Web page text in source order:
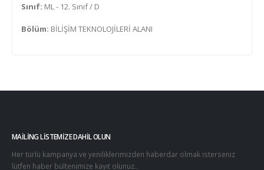
Sınıf: ML - 12. Sınıf / D
Bölüm: BİLİŞİM TEKNOLOJİLERİ ALANI
MAILING LISTEMIZE DAHIL OLUN
Her türlü kampanya ve yeniliklerimizden haberdar olmak isterseniz
lütfen haber bültenimize kayıt olunuz..